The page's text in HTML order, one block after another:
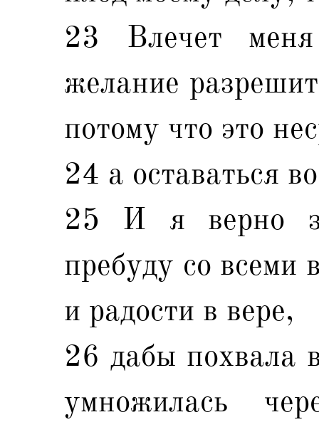
23 Влечет
желание
потому что это
24 а оставаться
25 И я верно
пребуду со всеми
и радости в вере,
26 дабы похвала
умножилась